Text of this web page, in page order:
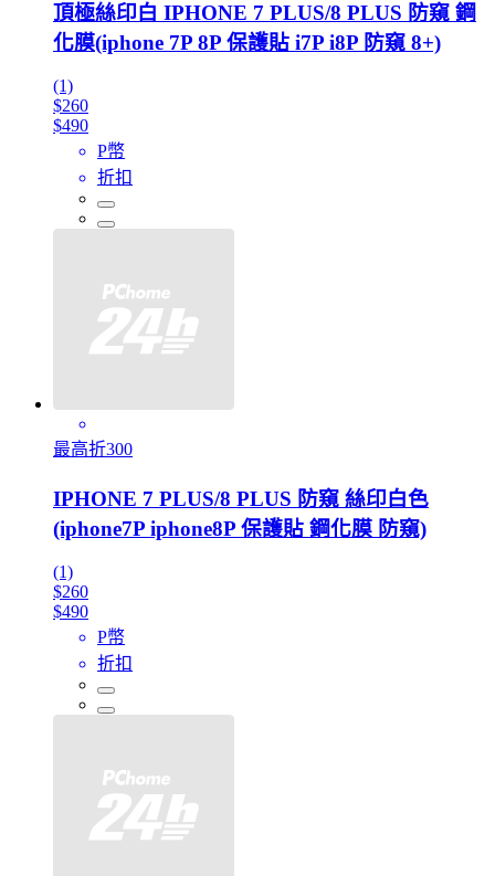
頂極絲印白 IPHONE 7 PLUS/8 PLUS 防窺 鋼
化膜(iphone 7P 8P 保護貼 i7P i8P 防窺 8+)
(1)
$260
$490
P幣
折扣
最高折300
IPHONE 7 PLUS/8 PLUS 防窺 絲印白色
(iphone7P iphone8P 保護貼 鋼化膜 防窺)
(1)
$260
$490
P幣
折扣